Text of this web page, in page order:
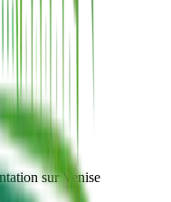
sur Venise